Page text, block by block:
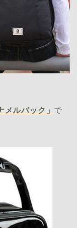
メルバック」 で